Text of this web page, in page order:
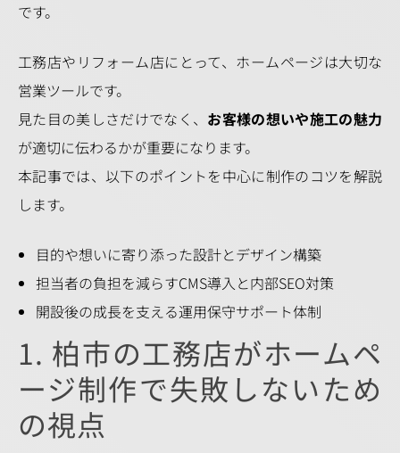
です。
工務店やリフォーム店にとって、ホームページは大切な
営業ツールです。
見た目の美しさだけでなく、 お客様の想いや施工の魅力
が適切に伝わるかが重要になります。
本記事では、以下のポイントを中心に制作のコツを解説
します。
目的や想いに寄り添った設計とデザイン構築
担当者の負担を減らすCMS導入と内部SEO対策
開設後の成長を支える運用保守サポート体制
1. 柏市の工務店がホームペ
ージ制作で失敗しないため
の視点